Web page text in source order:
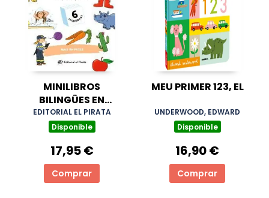
MINILIBROS
BILINGÜES EN
ESPAÑOL E INGLÉS
EDITORIAL EL PIRATA
Disponible
17,95 €
Comprar
MEU PRIMER 123, EL
UNDERWOOD, EDWARD
Disponible
16,90 €
Comprar